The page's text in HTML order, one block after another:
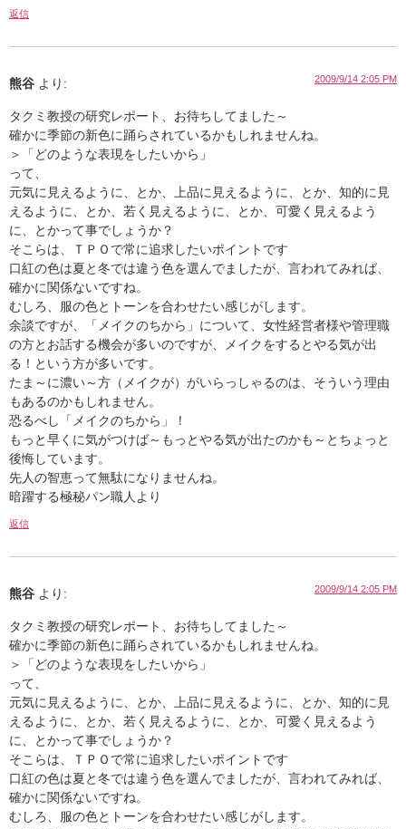
返信
熊谷 より: 2009/9/14 2:05 PM
タクミ教授の研究レポート、お待ちしてました～
確かに季節の新色に踊らされているかもしれませんね。
＞「どのような表現をしたいから」
って、
元気に見えるように、とか、上品に見えるように、とか、知的に見
えるように、とか、若く見えるように、とか、可愛く見えるよう
に、とかって事でしょうか？
そこらは、ＴＰＯで常に追求したいポイントです
口紅の色は夏と冬では違う色を選んでましたが、言われてみれば、
確かに関係ないですね。
むしろ、服の色とトーンを合わせたい感じがします。
余談ですが、「メイクのちから」について、女性経営者様や管理職
の方とお話する機会が多いのですが、メイクをするとやる気が出
る！という方が多いです。
たま～に濃い～方（メイクが）がいらっしゃるのは、そういう理由
もあるのかもしれません。
恐るべし「メイクのちから」！
もっと早くに気がつけば～もっとやる気が出たのかも～ とちょっと
後悔しています。
先人の智恵って無駄になりませんね。
暗躍する極秘パン職人より
返信
熊谷 より: 2009/9/14 2:05 PM
タクミ教授の研究レポート、お待ちしてました～
確かに季節の新色に踊らされているかもしれませんね。
＞「どのような表現をしたいから」
って、
元気に見えるように、とか、上品に見えるように、とか、知的に見
えるように、とか、若く見えるように、とか、可愛く見えるよう
に、とかって事でしょうか？
そこらは、ＴＰＯで常に追求したいポイントです
口紅の色は夏と冬では違う色を選んでましたが、言われてみれば、
確かに関係ないですね。
むしろ、服の色とトーンを合わせたい感じがします。